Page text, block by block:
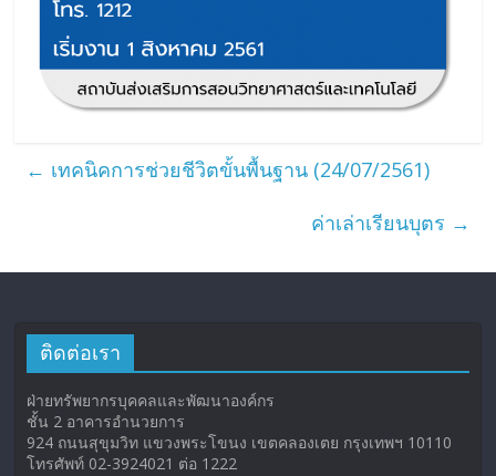
← เทคนิคการช่วยชีวิตขั้นพื้นฐาน (24/07/2561)
ค่าเล่าเรียนบุตร →
ติดต่อเรา
ฝ่ายทรัพยากรบุคคลและพัฒนาองค์กร
ชั้น 2 อาคารอำนวยการ
924 ถนนสุขุมวิท แขวงพระโขนง เขตคลองเตย กรุงเทพฯ 10110
โทรศัพท์ 02-3924021 ต่อ 1222